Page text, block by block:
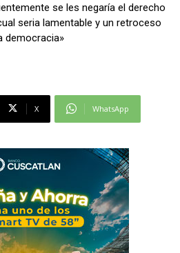
se les negaría el derecho
seria lamentable y un retroceso
democracia»
X WhatsApp